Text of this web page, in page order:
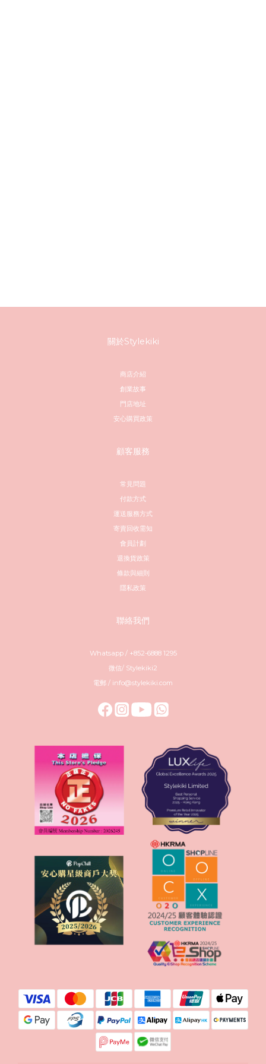
關於Stylekiki
商店介紹
創業故事
門店地址
安心購買政策
顧客服務
常見問題
付款方式
運送服務方式
寄賣回收需知
會員計劃
退換貨政策
條款與細則
隱私政策
聯絡我們
Whatsapp / +852-6888 1295
微信/ Stylekiki2
電郵 / info@stylekiki.com